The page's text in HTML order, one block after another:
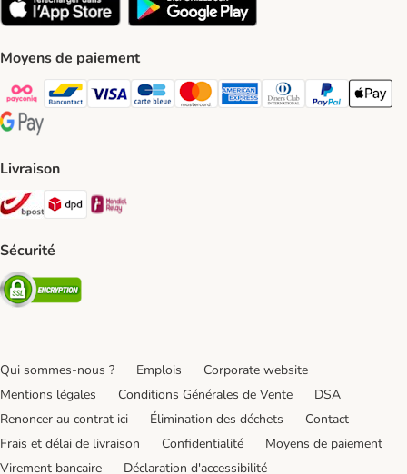
Moyens de paiement
Payconiq Payment Method
bancontact Payment Method
Visa Payment Method
carte bleue Payment Method
Master card Payment Method
American express Payment
Diners club Payment
Paypal Payment
Apple
Google Pay Payment Method
Livraison
Bpost Shipping Method
DPD Shipping Method
Sécurité
Security
Qui sommes-nous ? Emplois
Corporate website
Mentions légales
Conditions Générales de Vente
DSA
Renoncer au contrat ici
Élimination des déchets
Contact
Frais et délai de livraison
Confidentialité
Moyens de paiement
Virement bancaire
Déclaration d'accessibilité